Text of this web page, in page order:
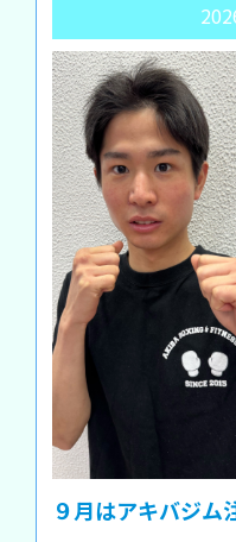
９月はアキバジム